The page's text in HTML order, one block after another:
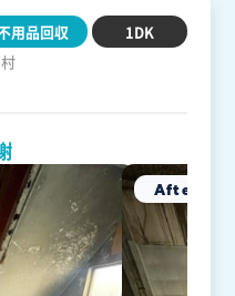
用品回収 1DK